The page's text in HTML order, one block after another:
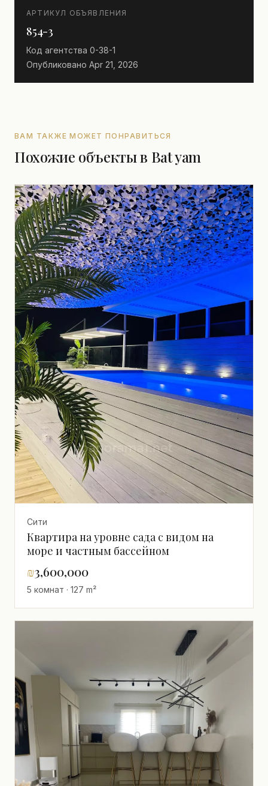
АРТИКУЛ ОБЪЯВЛЕНИЯ
854-3
Код агентства 0-38-1
Опубликовано Apr 21, 2026
ВАМ ТАКЖЕ МОЖЕТ ПОНРАВИТЬСЯ
Похожие объекты в Bat yam
Сити
Квартира на уровне сада с видом на
море и частным бассейном
₪3,600,000
5 комнат · 127 m²